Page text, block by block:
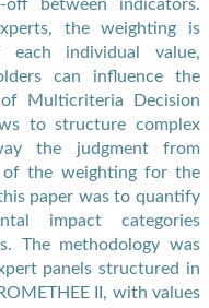
between indicators.
the weighting is
individual value,
can influence the
Multicriteria Decision
to structure complex
the judgment from
of the weighting for the
paper was to quantify
impact categories
The methodology was
panels structured in
II, with values